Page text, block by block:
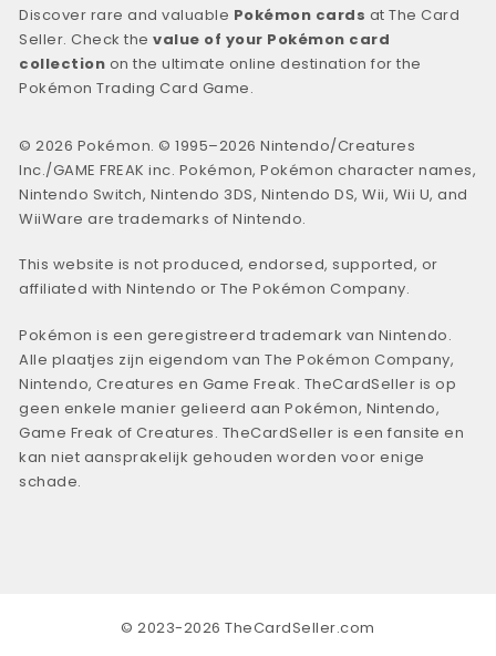
Discover rare and valuable Pokémon cards at The Card
Seller. Check thevalue of your Pokémon card
collection on the ultimate online destination for the
Pokémon Trading Card Game.
© 2026 Pokémon. © 1995–2026 Nintendo/Creatures
Inc./GAME FREAK inc. Pokémon, Pokémon character names,
Nintendo Switch, Nintendo 3DS, Nintendo DS, Wii, Wii U, and
WiiWare are trademarks of Nintendo.
This website is not produced, endorsed, supported, or
affiliated with Nintendo or The Pokémon Company.
Pokémon is een geregistreerd trademark van Nintendo.
Alle plaatjes zijn eigendom van The Pokémon Company,
Nintendo, Creatures en Game Freak. TheCardSeller is op
geen enkele manier gelieerd aan Pokémon, Nintendo,
Game Freak of Creatures. TheCardSeller is een fansite en
kan niet aansprakelijk gehouden worden voor enige
schade.
© 2023-2026 TheCardSeller.com